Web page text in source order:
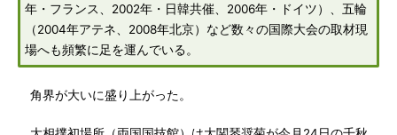
年・フランス、2002年・日韓共催、2006年・ドイツ）、五輪
（2004年アテネ、2008年北京）など数々の国際大会の取材現
場へも頻繁に足を運んでいる。
角界が大いに盛り上がった。